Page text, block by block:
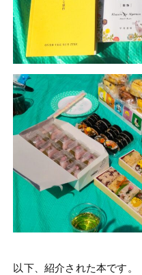
以下、紹介された本です。